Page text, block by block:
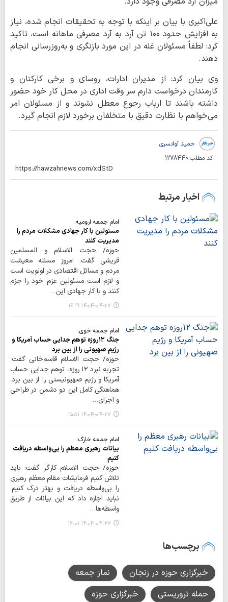
علی‌اکبری با بیان بر اینکه با توجه به تحقیقات انجام شده، نیاز
به افزایش حدود ۱۰۰ تن آرد به آرد مصرفی ماهانه است، تاکید
کرد: لطفاً مسئولان غله در این مورد بازنگری و به‌روزرسانی انجام
دهند.
وی بیان کرد: از مدیران ادارات، روسای و برخی کارکنان و
کارمندان درخواست دارم سر وقت اداری در محل کار خود حضور
داشته باشند تا ارباب رجوع معطل نشوند و از مسئولان امر
می‌خواهم با نظارت دقیق با متخلفان برخورد لازم انجام گیرد.
حمید آوانسری
کد مطلب:1278440
اخبار مرتبط
امام جمعه ارومیه:
مسئولین با کار جهادی مشکلات مردم را
مدیریت کنند
حوزه/ حجت الاسلام و المسلمین
قریشی گفت: امروز مسئله معیشت
مردم و مسائل اقتصادی در اولویت است
و لازم است مسئولین عزم خود را جزم
کنند و با کار جهادی این…
۱۴۰۴-۰۴-۲۷ ۱۶:۱۹
امام جمعه خوی:
جنگ ۱۲روزه توهم جدایی حساب آمریکا و
رژیم صهیونی را از بین برد
حوزه/ حجت الاسلام قاسم‌خانی گفت:
تجربه نبرد ۱۲ روزه، توهم جدایی حساب
آمریکا و رژیم صهیونیستی را از بین برد.
هماهنگی کامل این دو دشمن در طراحی
و اجرای…
۱۴۰۴-۰۴-۲۷ ۱۵:۵۱
امام جمعه خارگ:
بیانات رهبری معظم را بی‌واسطه دریافت
کنیم
حوزه/ حجت الاسلام کارگر گفت: باید
تلاش کنیم فرمایشات مقام معظم رهبری
را بی‌واسطه دریافت و بهتر درک کنیم.
نباید اجازه داد که این بیانات از طریق
واسطه‌ها…
۱۴۰۴-۰۴-۲۷ ۱۶:۰۱
برچسب‌ها
خبرگزاری حوزه در زنجان
نماز جمعه
حمله تروریستی
خبرگزاری حوزه